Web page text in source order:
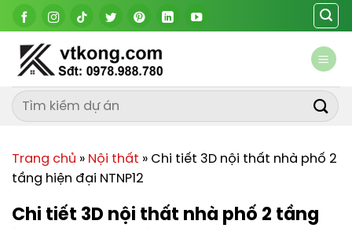
Chuyển
đến
dung
Trang chủ » Nội thất » Chi tiết 3D nội thất nhà phố 2
tầng hiện đại NTNP12
Chi tiết 3D nội thất nhà phố 2 tầng